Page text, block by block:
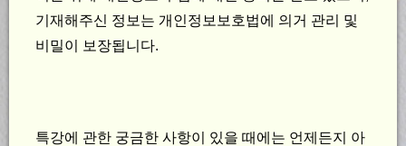
기재해주신 정보는 개인정보보호법에 의거 관리 및
비밀이 보장됩니다.
특강에 관한 궁금한 사항이 있을 때에는 언제든지 아